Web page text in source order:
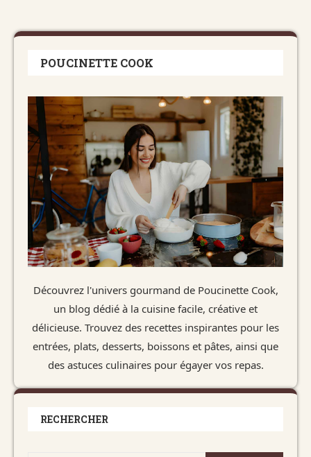
POUCINETTE COOK
Découvrez l'univers gourmand de Poucinette Cook,
un blog dédié à la cuisine facile, créative et
délicieuse. Trouvez des recettes inspirantes pour les
entrées, plats, desserts, boissons et pâtes, ainsi que
des astuces culinaires pour égayer vos repas.
RECHERCHER